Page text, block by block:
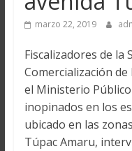
marzo 22, 2019
Fiscalizadores de la
Comercialización
el Ministerio
inopinados en los
ubicado en las
Túpac Amaru,